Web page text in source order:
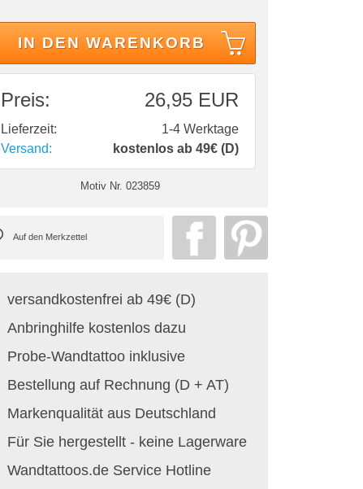
IN DEN WARENKORB
Preis: 26,95 EUR
Lieferzeit:
1-4 Werktage
Versand:
kostenlos ab 49€ (D)
Motiv Nr. 023859
versandkostenfrei ab 49€ (D)
Anbringhilfe kostenlos dazu
Probe-Wandtattoo inklusive
Bestellung auf Rechnung (D + AT)
Markenqualität aus Deutschland
Für Sie hergestellt - keine Lagerware
Wandtattoos.de Service Hotline